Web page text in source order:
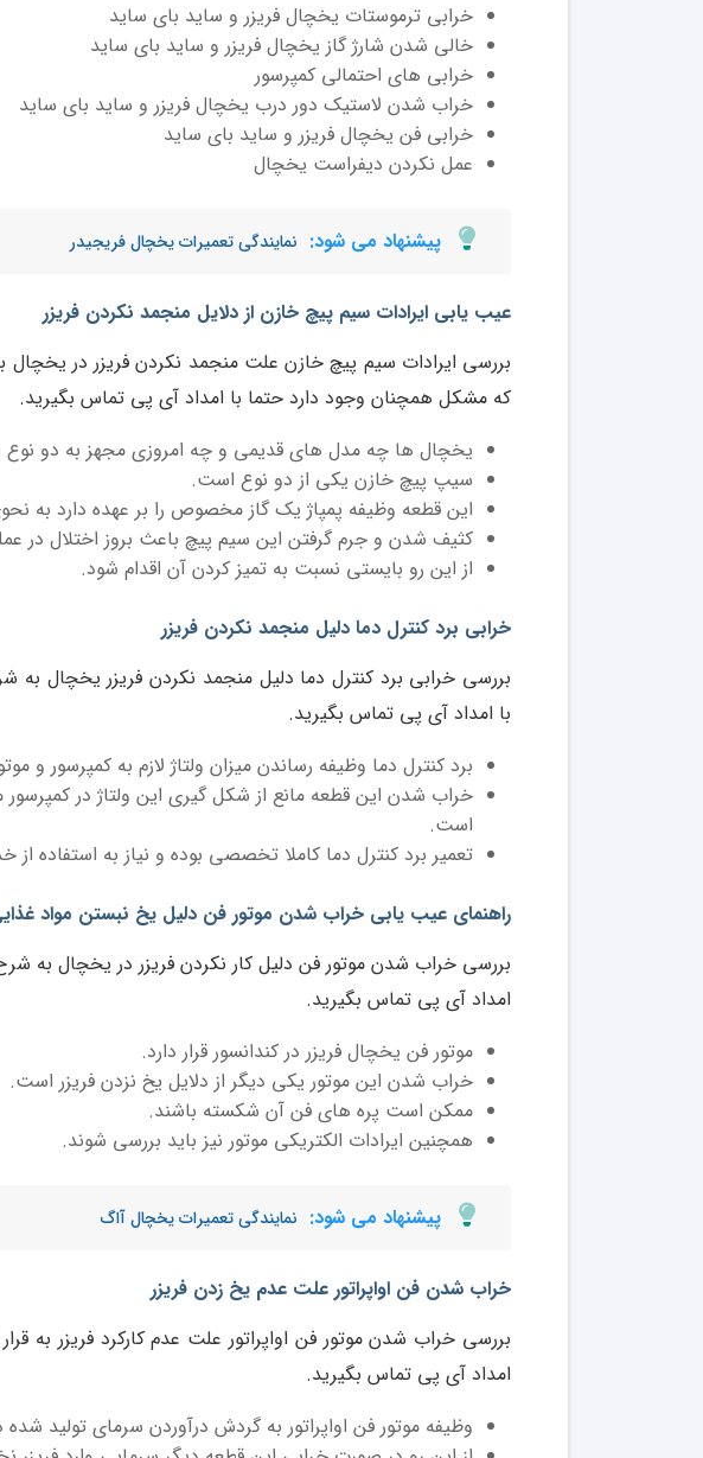
خرابی ترموستات یخچال فریزر و ساید بای ساید
خالی شدن شارژ گاز یخچال فریزر و ساید بای ساید
خرابی های احتمالی کمپرسور
خراب شدن لاستیک دور درب یخچال فریزر و ساید بای ساید
خرابی فن یخچال فریزر و ساید بای ساید
عمل نکردن دیفراست یخچال
پیشنهاد می شود: نمایندگی تعمیرات یخچال فریجیدر
عیب یابی ایرادات سیم پیچ خازن از دلایل منجمد نکردن فریزر
بررسی ایرادات سیم پیچ خازن علت منجمد نکردن فریزر در
که مشکل همچنان وجود دارد حتما با امداد آی پی تماس بگیرید.
یخچال ها چه مدل های قدیمی و چه امروزی مجهز به دو
سیپ پیچ خازن یکی از دو نوع است.
این قطعه وظیفه پمپاژ یک گاز مخصوص را بر عهده دارد به
کثیف شدن و جرم گرفتن این سیم پیچ باعث بروز اختلال در
از این رو بایستی نسبت به تمیز کردن آن اقدام شود.
خرابی برد کنترل دما دلیل منجمد نکردن فریزر
بررسی خرابی برد کنترل دما دلیل منجمد نکردن فریزر یخچال
با امداد آی پی تماس بگیرید.
برد کنترل دما وظیفه رساندن میزان ولتاژ لازم به کمپرسور و
خراب شدن این قطعه مانع از شکل گیری این ولتاژ در
است.
تعمیر برد کنترل دما کاملا تخصصی بوده و نیاز به استفاده
راهنمای عیب یابی خراب شدن موتور فن دلیل یخ نبستن مواد
بررسی خراب شدن موتور فن دلیل کار نکردن فریزر در یخچال به
امداد آی پی تماس بگیرید.
موتور فن یخچال فریزر در کندانسور قرار دارد.
خراب شدن این موتور یکی دیگر از دلایل یخ نزدن فریزر است.
ممکن است پره های فن آن شکسته باشند.
همچنین ایرادات الکتریکی موتور نیز باید بررسی شوند.
پیشنهاد می شود: نمایندگی تعمیرات یخچال آاگ
خراب شدن فن اواپراتور علت عدم یخ زدن فریزر
بررسی خراب شدن موتور فن اواپراتور علت عدم کارکرد فریزر به
امداد آی پی تماس بگیرید.
وظیفه موتور فن اواپراتور به گردش درآوردن سرمای تولید